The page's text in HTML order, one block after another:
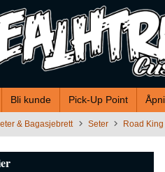
Bli kunde Pick-Up Point
& Bagasjebrett Seter Road